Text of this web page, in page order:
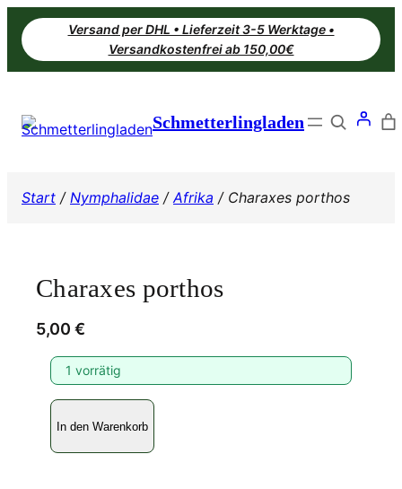
Zum
Inhalt
springen
Versand per DHL • Lieferzeit 3-5 Werktage •
Versandkostenfrei ab 150,00€
Schmetterlingladen Search
Start / Nymphalidae /Afrika / Charaxes porthos
Charaxes porthos
5,00 €
1 vorrätig
C
a
In den Warenkorb